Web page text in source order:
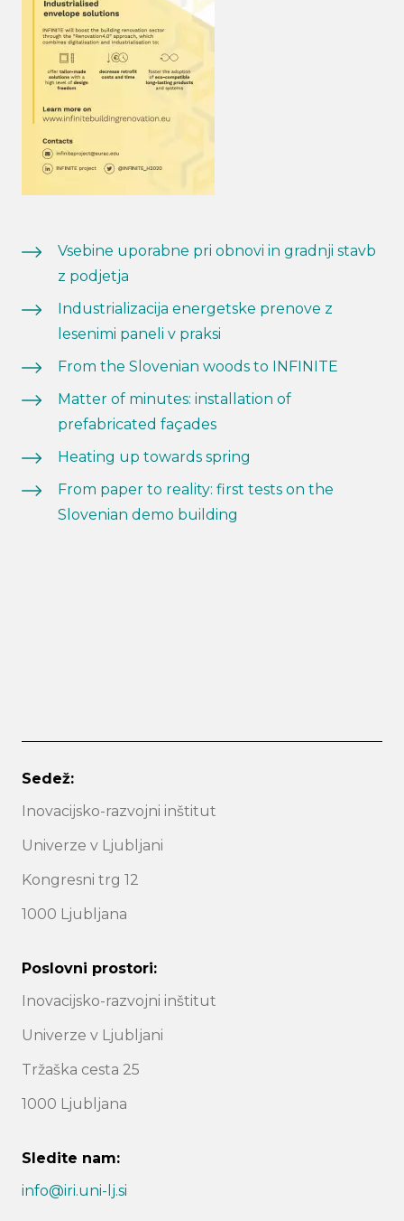
Vsebine uporabne pri obnovi in gradnji stavb
z podjetja
Industrializacija energetske prenove z
lesenimi paneli v praksi
From the Slovenian woods to INFINITE
Matter of minutes: installation of
prefabricated façades
Heating up towards spring
From paper to reality: first tests on the
Slovenian demo building
Sedež:
Inovacijsko-razvojni inštitut
Univerze v Ljubljani
Kongresni trg 12
1000 Ljubljana
Poslovni prostori:
Inovacijsko-razvojni inštitut
Univerze v Ljubljani
Tržaška cesta 25
1000 Ljubljana
Sledite nam:
info@iri.uni-lj.si